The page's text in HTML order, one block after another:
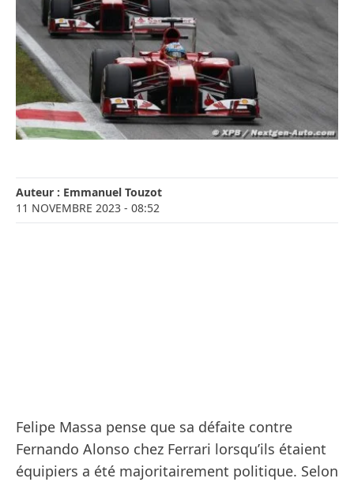
Auteur : Emmanuel Touzot
11 NOVEMBRE 2023 - 08:52
Felipe Massa pense que sa défaite contre
Fernando Alonso chez Ferrari lorsqu’ils étaient
équipiers a été majoritairement politique. Selon